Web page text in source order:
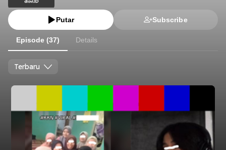
Putar Subscribe
Episode (37) Details
Terbaru